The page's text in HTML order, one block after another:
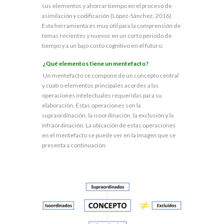
sus elementos y ahorrar tiempo en el proceso de
asimilación y codificación (López-Sánchez, 2016).
Esta herramienta es muy útil para la comprensión de
temas recientes y nuevos en un corto periodo de
tiempo y a un bajo costo cognitivo en el futuro.
¿Qué elementos tiene un mentefacto?
Un mentefacto se compone de un concepto central
y cuatro elementos principales acordes a las
operaciones intelectuales requeridas para su
elaboración. Estas operaciones son la
supraordinación, la isoordinación, la exclusión y la
infraordinación. La ubicación de estas operaciones
en el mentefacto se puede ver en la imagen que se
presenta a continuación.